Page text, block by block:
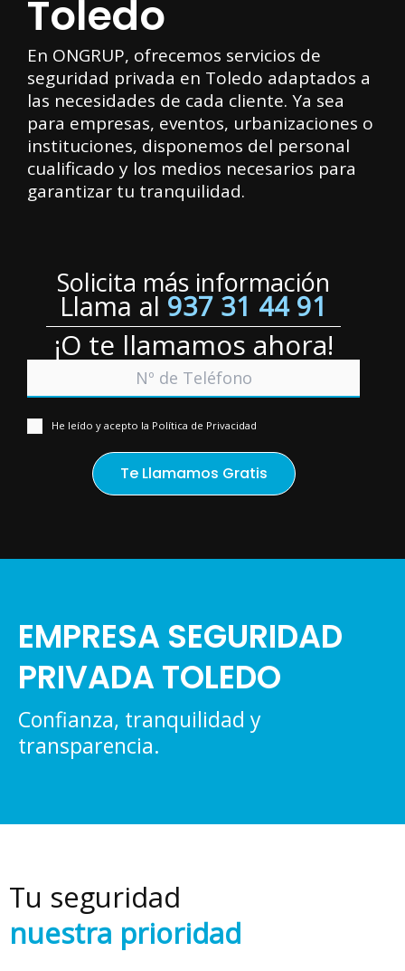
Toledo
En ONGRUP, ofrecemos servicios de
seguridad privada en Toledo adaptados a
las necesidades de cada cliente. Ya sea
para empresas, eventos, urbanizaciones o
instituciones, disponemos del personal
cualificado y los medios necesarios para
garantizar tu tranquilidad.
Solicita más información
Llama al 937 31 44 91
¡O te llamamos ahora!
He leído y acepto la Política de Privacidad
EMPRESA SEGURIDAD
PRIVADA TOLEDO
Confianza, tranquilidad y
transparencia.
Tu seguridad
nuestra prioridad